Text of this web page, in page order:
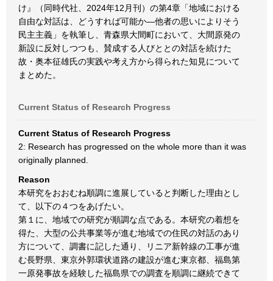
け』（同時代社、2024年12月刊）の第4章「地域における
自由な対話は、どうすれば可能か―他者の思いによりそう
民主主義」を執筆し、青森県大間町において、大間原発の
新設に反対しつつも、賛成する人びととの対話を続けた
故・奥本征雄氏の実践や考え方から得られた知見について
まとめた。
Current Status of Research Progress
Current Status of Research Progress
2: Research has progressed on the whole more than it was
originally planned.
Reason
本研究をおおむね順調に進展していると判断した理由とし
て、以下の４つをあげたい。
第１に、地域での研究が順調な点である。本研究の着想を
得た、大型の公共事業等が進む地域での住民の対話のあり
方について、調書に記した通り、リニア新幹線の工事が進
む長野県、東京外郭環状道路の建設が進む東京都、福島第
一原発事故を経験した福島県での調査を順調に継続できて